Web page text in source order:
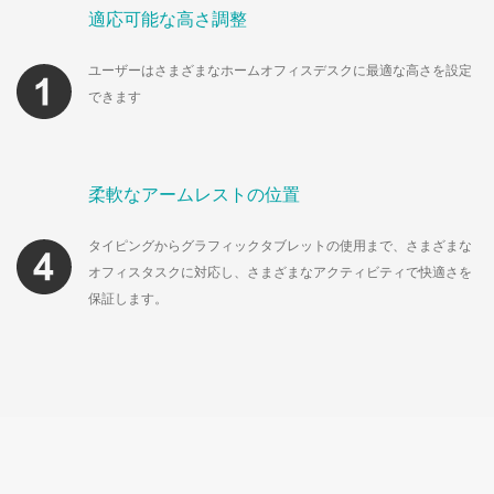
適応可能な高さ調整
ユーザーはさまざまなホームオフィスデスクに最適な高さを設定
できます
柔軟なアームレストの位置
タイピングからグラフィックタブレットの使用まで、さまざまな
オフィスタスクに対応し、さまざまなアクティビティで快適さを
保証します。